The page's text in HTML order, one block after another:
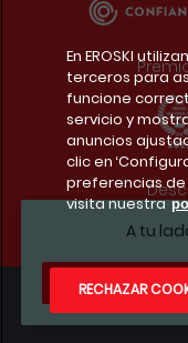
A tu
Condiciones
En EROSKI
terceros para
funcione
servicio y
anuncios
clic en
preferencias de
visita nuestra
RECHAZAR